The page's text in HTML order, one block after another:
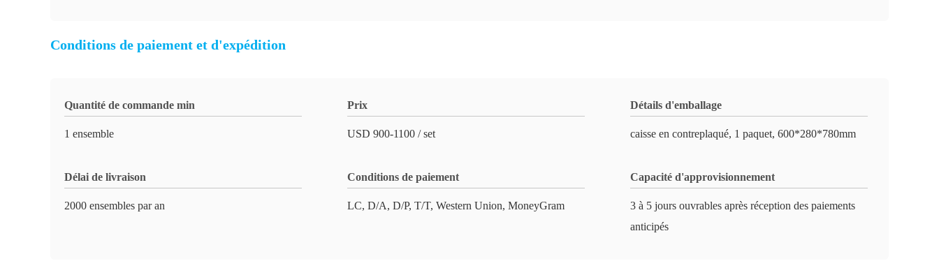
Conditions de paiement et d'expédition
Quantité de commande min
1 ensemble
Prix
USD 900-1100 / set
Détails d'emballage
caisse en contreplaqué, 1 paquet, 600*280*780mm
Délai de livraison
2000 ensembles par an
Conditions de paiement
LC, D/A, D/P, T/T, Western Union, MoneyGram
Capacité d'approvisionnement
3 à 5 jours ouvrables après réception des paiements
anticipés